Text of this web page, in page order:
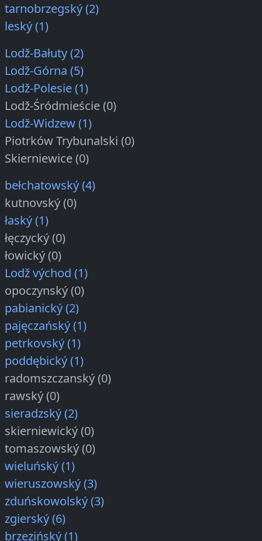
tarnobrzegský (2)
leský (1)
Lodž-Bałuty (2)
Lodž-Górna (5)
Lodž-Polesie (1)
Lodž-Śródmieście (0)
Lodž-Widzew (1)
Piotrków Trybunalski (0)
Skierniewice (0)
bełchatowský (4)
kutnovský (0)
łaský (1)
łęczycký (0)
łowický (0)
Lodž východ (1)
opoczynský (0)
pabianický (2)
pajęczańský (1)
petrkovský (1)
poddębický (1)
radomszczanský (0)
rawský (0)
sieradzský (2)
skierniewický (0)
tomaszowský (0)
wieluńský (1)
wieruszowský (3)
zduńskowolský (3)
zgierský (6)
brzezińský (1)